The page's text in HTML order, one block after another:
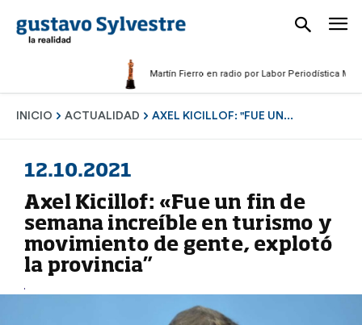
Martín Fierro en radio por Labor Periodística Masculina
INICIO ACTUALIDAD AXEL KICILLOF: "FUE UN...
12.10.2021
Axel Kicillof: «Fue un fin de
semana increíble en turismo y
movimiento de gente, explotó
la provincia”